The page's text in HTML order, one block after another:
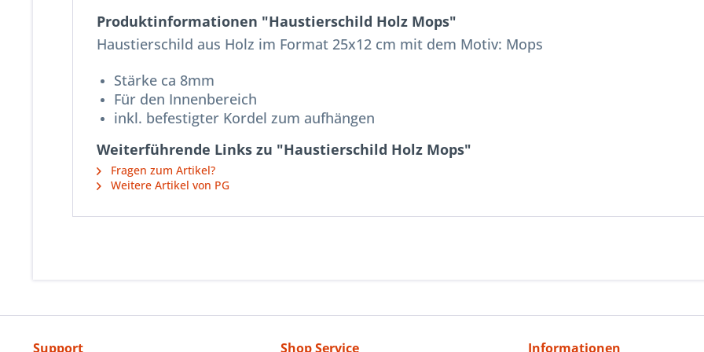
Produktinformationen "Haustierschild Holz Mops"
Haustierschild aus Holz im Format 25x12 cm mit dem Motiv: Mops
Stärke ca 8mm
Für den Innenbereich
inkl. befestigter Kordel zum aufhängen
Weiterführende Links zu "Haustierschild Holz Mops"
Fragen zum Artikel?
Weitere Artikel von PG
Support Shop Service Informationen